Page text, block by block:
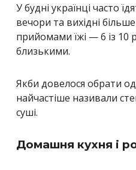
У будні українці часто
вечори та вихідні
прийомами їжі — 6 із 10
близькими.
Якби довелося обрати
найчастіше називали
суші.
Домашня кухня і